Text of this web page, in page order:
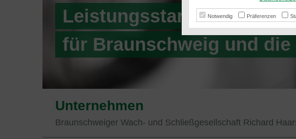
Notwendig Präferenzen
Leistungsstarker
für Braunschweig und die
Unternehmen
Braunschweiger Wach- und Schließgesellschaft Richard